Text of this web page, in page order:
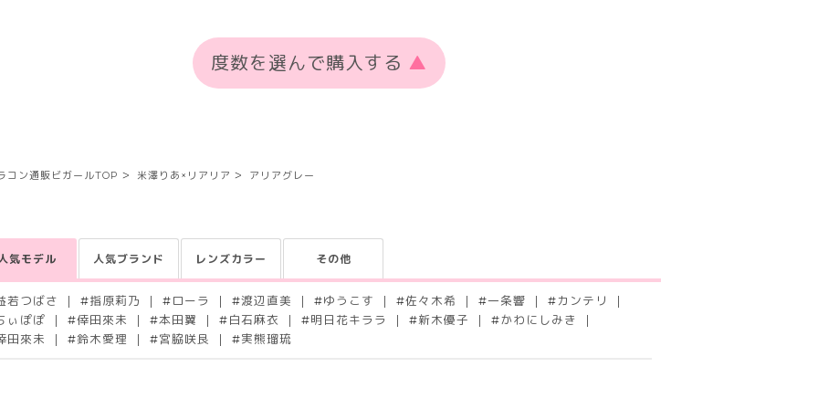
度数を選んで購入する ▲
コン通販ビガールTOP 米澤りあ×リアリア アリアグレー
気モデル 人気ブランド レンズカラー その他
若つばさ #指原莉乃 # ローラ #渡辺直美 #ゆうこす #佐々木希 #一条響 # カンテリ
ぃぽぽ #倖田來未 #本田翼 # 白石麻衣 #明日花キララ #新木優子 #かわにしみき
田來未 #鈴木愛理 #宮脇咲良 #実熊瑠琉